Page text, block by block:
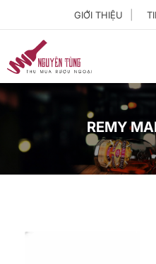
GIỚI THIỆU
REMY